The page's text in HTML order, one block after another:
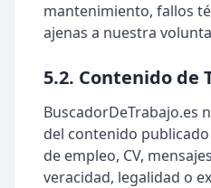
mantenimiento, fallos
ajenas a nuestra
5.2. Contenido de
BuscadorDeTrabajo.es
del contenido
de empleo, CV,
veracidad, legalidad o